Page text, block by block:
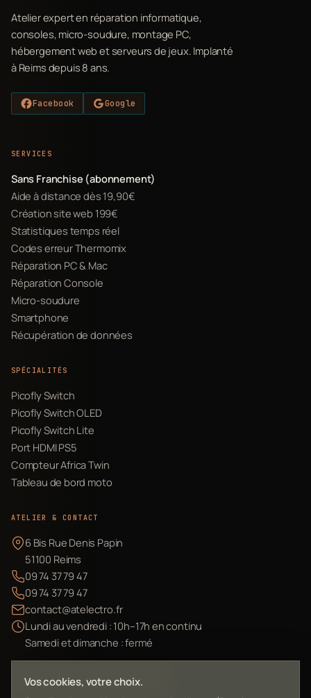
Atelier expert en réparation informatique,
consoles, micro-soudure, montage PC,
hébergement web et serveurs de jeux. Implanté
à Reims depuis 8 ans.
Facebook Google
SERVICES
Sans Franchise (abonnement)
Aide à distance dès 19,90€
Création site web 199€
Statistiques temps réel
Codes erreur Thermomix
Réparation PC & Mac
Réparation Console
Micro-soudure
Smartphone
Récupération de données
SPÉCIALITÉS
Picofly Switch
Picofly Switch OLED
Picofly Switch Lite
Port HDMI PS5
Compteur Africa Twin
Tableau de bord moto
ATELIER & CONTACT
6 Bis Rue Denis Papin
51100 Reims
09 74 37 79 47
09 74 37 79 47
contact@atelectro.fr
Lundi au vendredi : 10h–17h en continu
Samedi et dimanche : fermé
Envoyer mon matériel
Vos cookies, votre choix.